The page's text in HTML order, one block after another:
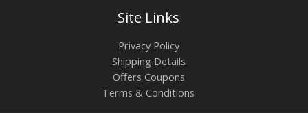
Site Links
Privacy Policy
Shipping Details
Offers Coupons
Terms & Conditions